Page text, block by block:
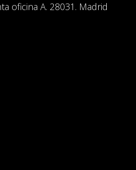
oficina A. 28031. Madrid